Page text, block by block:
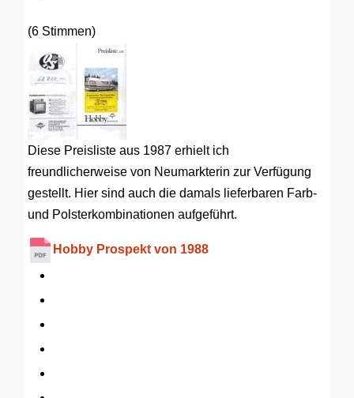
(6 Stimmen)
Diese Preisliste aus 1987 erhielt ich
freundlicherweise von Neumarkterin zur Verfügung
gestellt. Hier sind auch die damals lieferbaren Farb-
und Polsterkombinationen aufgeführt.
Hobby Prospekt von 1988